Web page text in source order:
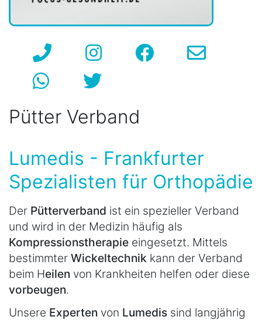
Pütter Verband
Lumedis - Frankfurter
Spezialisten für Orthopädie
Der Pütterverband ist ein spezieller Verband
und wird in der Medizin häufig als
Kompressionstherapie eingesetzt. Mittels
bestimmter Wickeltechnik kann der Verband
beim Heilen von Krankheiten helfen oder diese
vorbeugen.
Unsere Experten von Lumedis sind langjährig